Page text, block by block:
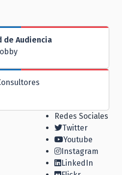
de Audiencia
Redes Sociales
Twitter
Youtube
Instagram
LinkedIn